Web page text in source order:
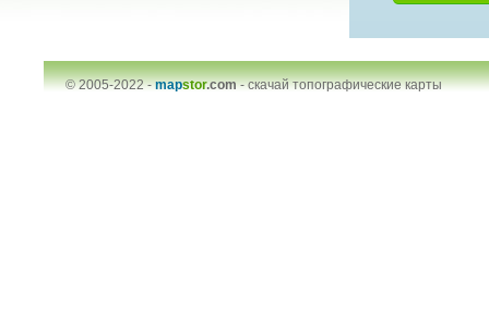
© 2005-2022 -mapstor.com-скачай топографические карты